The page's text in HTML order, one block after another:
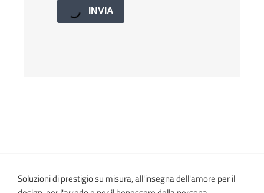
INVIA
Soluzioni di prestigio su misura, all'insegna dell'amore per il